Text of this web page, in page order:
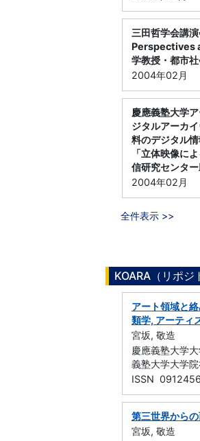
三田哲学会講
Perspectives
学教授・都市
2004年02月
慶應義塾大学
ジタルアーカ
料のデジタル
「立体映像に
信研究センタ
2004年02月
全件表示 >>
KOARA（リポ
アート領域と
類学, アーティ
宮坂, 敬造
慶應義塾大学
義塾大学大学
ISSN
第三世界から
宮坂, 敬造